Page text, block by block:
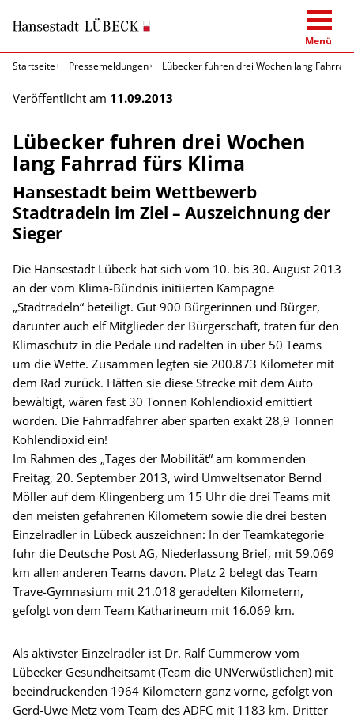
Menü
Startseite
Pressemeldungen Lübecker fuhren drei Wochen lang Fahrrad
Veröffentlicht am 11.09.2013
Lübecker fuhren drei Wochen
lang Fahrrad fürs Klima
Hansestadt beim Wettbewerb
Stadtradeln im Ziel – Auszeichnung der
Sieger
Die Hansestadt Lübeck hat sich vom 10. bis 30. August 2013
an der vom Klima-Bündnis initiierten Kampagne
„Stadtradeln“ beteiligt. Gut 900 Bürgerinnen und Bürger,
darunter auch elf Mitglieder der Bürgerschaft, traten für den
Klimaschutz in die Pedale und radelten in über 50 Teams
um die Wette. Zusammen legten sie 200.873 Kilometer mit
dem Rad zurück. Hätten sie diese Strecke mit dem Auto
bewältigt, wären fast 30 Tonnen Kohlendioxid emittiert
worden. Die Fahrradfahrer aber sparten exakt 28,9 Tonnen
Kohlendioxid ein!
Im Rahmen des „Tages der Mobilität“ am kommenden
Freitag, 20. September 2013, wird Umweltsenator Bernd
Möller auf dem Klingenberg um 15 Uhr die drei Teams mit
den meisten gefahrenen Kilometern sowie die drei besten
Einzelradler in Lübeck auszeichnen: In der Teamkategorie
fuhr die Deutsche Post AG, Niederlassung Brief, mit 59.069
km allen anderen Teams davon. Platz 2 belegt das Team
Trave-Gymnasium mit 21.018 geradelten Kilometern,
gefolgt von dem Team Katharineum mit 16.069 km.
Als aktivster Einzelradler ist Dr. Ralf Cummerow vom
Lübecker Gesundheitsamt (Team die UNVerwüstlichen) mit
beeindruckenden 1964 Kilometern ganz vorne, gefolgt von
Gerd-Uwe Metz vom Team des ADFC mit 1183 km. Dritter